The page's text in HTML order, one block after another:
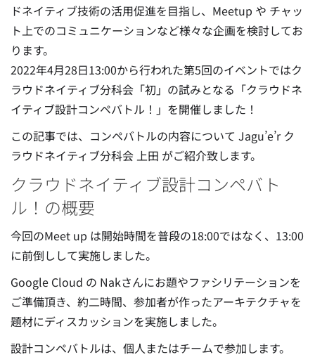
ドネイティブ技術の活用促進を目指し、Meetup や チャッ
ト上でのコミュニケーションなど様々な企画を検討してお
ります。
2022年4月28日13:00から行われた第5回のイベントではク
ラウドネイティブ分科会「初」の試みとなる「クラウドネ
イティブ設計コンペバトル！」を開催しました！
この記事では、コンペバトルの内容について Jagu’e’r ク
ラウドネイティブ分科会 上田 がご紹介致します。
クラウドネイティブ設計コンペバト
ル！の概要
今回のMeet up は開始時間を普段の18:00ではなく、13:00
に前倒しして実施しました。
Google Cloud の Nakさんにお題やファシリテーションを
ご準備頂き、約二時間、参加者が作ったアーキテクチャを
題材にディスカッションを実施しました。
設計コンペバトルは、個人またはチームで参加します。